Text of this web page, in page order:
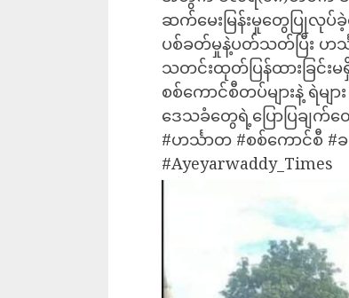
ဆက်မေးမြန်းမှုတွေပြုလု
ပစ်ခတ်မှုနဲ့ပတ်သတ်ပြီး ဟ
သတင်းထုတ်ပြန်ထားခြင်
စစ်ကောင်စီတပ်များနဲ့ ရဲမ
ဒေသခံတွေရဲ့ပြောပြချ
#ဟင်္သာတ #စစ်ကောင်စီ #
#Ayeyarwaddy_Times